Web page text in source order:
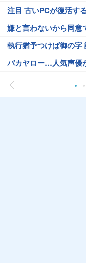
注目 古いPCが復活す
嫌と言わないから同
執行猶予つけば御の字
バカヤロー…人気声優